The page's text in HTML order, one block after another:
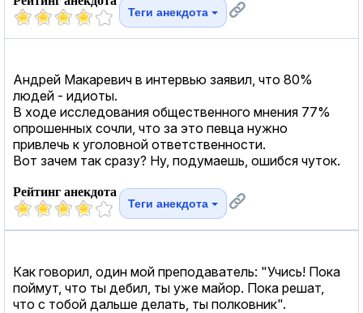
Теги анекдота
Андрей Макаревич в интервью заявил, что 80%
людей - идиоты.
В ходе исследования общественного мнения 77%
опрошенных сочли, что за это певца нужно
привлечь к уголовной ответственности.
Вот зачем так сразу? Ну, подумаешь, ошибся чуток.
Рейтинг анекдота
Теги анекдота
Как говорил, один мой преподаватель: "Учись! Пока
поймут, что ты дебил, ты уже майор. Пока решат,
что с тобой дальше делать, ты полковник".